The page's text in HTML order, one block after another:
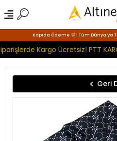
Kapıda Ödeme 🛒 | Tüm Dünya'ya
Kargo Ücretsiz! PTT
Geri